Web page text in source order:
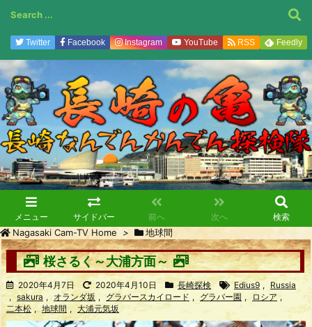
メニュー サイドバー 前へ 次へ 検索
Twitter Facebook Instagram YouTube RSS Feedly
Nagasaki Cam-TV Home > 地球間
桜さるく～大浦方面～
2020年4月7日 2020年4月10日 長崎探検 Edius9 ,
Russia
, sakura , オランダ坂 , グラバースカイロード , グラバー園 , ロシア ,
二本松 , 地球間 , 大浦元気坂